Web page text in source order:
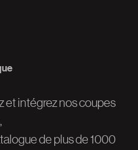
et intégrez nos coupes
de plus de 1000